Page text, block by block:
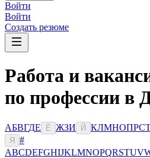
Войти
Войти
Создать резюме
Работа и
по профессии в
АБВГДЕ Ё ЖЗИ Й КЛМНОПРС
Я
#
ABCDEFGHIJKLMNOPQRSTUV